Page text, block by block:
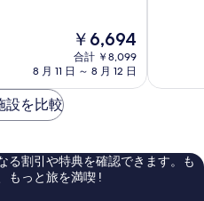
現
在
の
￥6,694
合計 ￥8,099
8 月 11 日 ～ 8 月 12 日
区
も
コ
ミ
設を比較
る割引や特典を確認できます。も
もっと旅を満喫 !